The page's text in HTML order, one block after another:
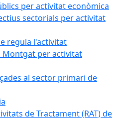
per activitat econòmica
sectorials per activitat
regula l'activitat
Montgat per activitat
al sector primari de
de Tractament (RAT) de